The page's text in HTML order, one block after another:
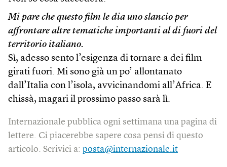
Mi pare che questo film le dia uno slancio per
affrontare altre tematiche importanti al di fuori del
territorio italiano.
Sì, adesso sento l’esigenza di tornare a dei film
girati fuori. Mi sono già un po’ allontanato
dall’Italia con l’isola, avvicinandomi all’Africa. E
chissà, magari il prossimo passo sarà lì.
Internazionale pubblica ogni settimana una pagina di
lettere. Ci piacerebbe sapere cosa pensi di questo
articolo. Scrivici a: posta@internazionale.it